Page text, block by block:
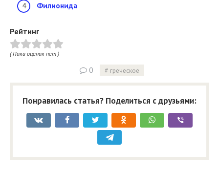
Филионида
Рейтинг
( Пока оценок нет )
0 греческое
Понравилась статья? Поделиться с друзьями: